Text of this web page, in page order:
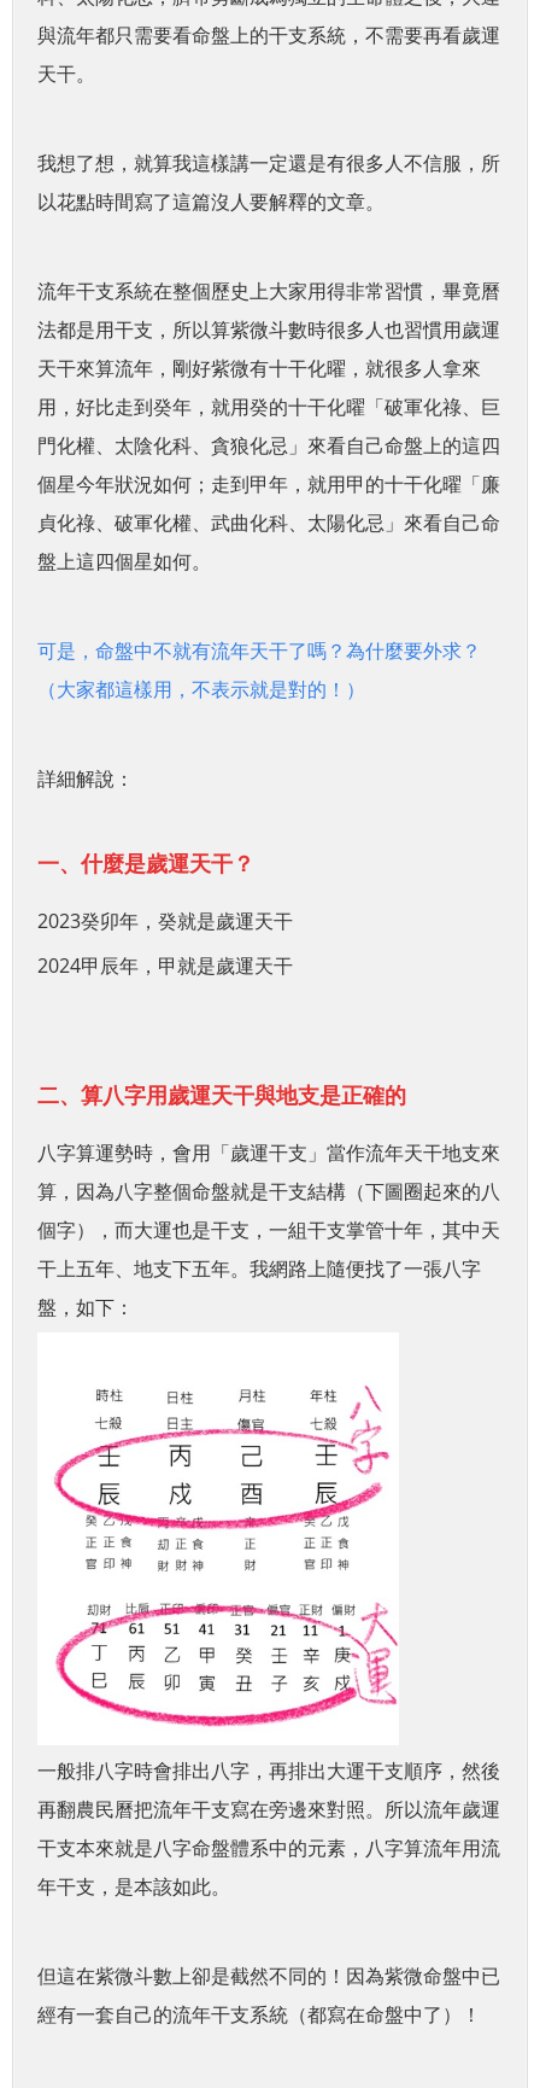
與流年都只需要看命盤上的干支系統，不需要再看歲運
天干。
我想了想，就算我這樣講一定還是有很多人不信服，所
以花點時間寫了這篇沒人要解釋的文章。
流年干支系統在整個歷史上大家用得非常習慣，畢竟曆
法都是用干支，所以算紫微斗數時很多人也習慣用歲運
天干來算流年，剛好紫微有十干化曜，就很多人拿來
用，好比走到癸年，就用癸的十干化曜「破軍化祿、巨
門化權、太陰化科、貪狼化忌」來看自己命盤上的這四
個星今年狀況如何；走到甲年，就用甲的十干化曜「廉
貞化祿、破軍化權、武曲化科、太陽化忌」來看自己命
盤上這四個星如何。
可是，命盤中不就有流年天干了嗎？為什麼要外求？
（大家都這樣用，不表示就是對的！）
詳細解說：
一、什麼是歲運天干？
2023癸卯年，癸就是歲運天干
2024甲辰年，甲就是歲運天干
二、算八字用歲運天干與地支是正確的
八字算運勢時，會用「歲運干支」當作流年天干地支來
算，因為八字整個命盤就是干支結構（下圖圈起來的八
個字），而大運也是干支，一組干支掌管十年，其中天
干上五年、地支下五年。我網路上隨便找了一張八字
盤，如下：
一般排八字時會排出八字，再排出大運干支順序，然後
再翻農民曆把流年干支寫在旁邊來對照。所以流年歲運
干支本來就是八字命盤體系中的元素， 八字算流年用流
年干支，是本該如此。
但這在紫微斗數上卻是截然不同的！因為紫微命盤中已
經有一套自己的流年干支系統（都寫在命盤中了）！